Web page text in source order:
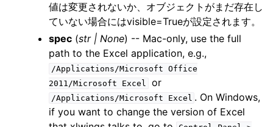
値は変更されないか、オブジェクトがまだ存在し
ていない場合にはvisible=Trueが設定されます。
spec (str| None) -- Mac-only, use the full
path to the Excel application, e.g.,
/Applications/Microsoft Office
2011/Microsoft
Excel or
/Applications/Microsoft Excel . On Windows,
if you want to change the version of Excel